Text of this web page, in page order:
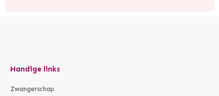
Handige links
Zwangerschap